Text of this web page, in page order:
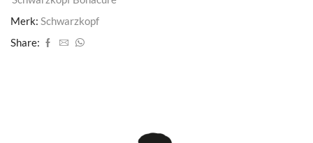
Merk: Schwarzkopf
Share: